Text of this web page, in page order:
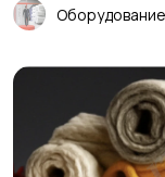
Оборудование